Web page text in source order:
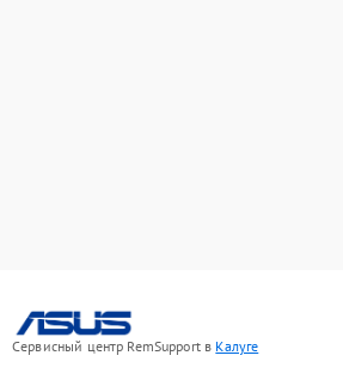
Сервисный центр RemSupport в Калуге